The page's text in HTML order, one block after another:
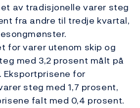
av tradisjonelle varer steg
fra andre til tredje kvartal,
for varer utenom skip og
med 3,2 prosent målt på
Eksportprisene for
steg med 1,7 prosent,
falt med 0,4 prosent.